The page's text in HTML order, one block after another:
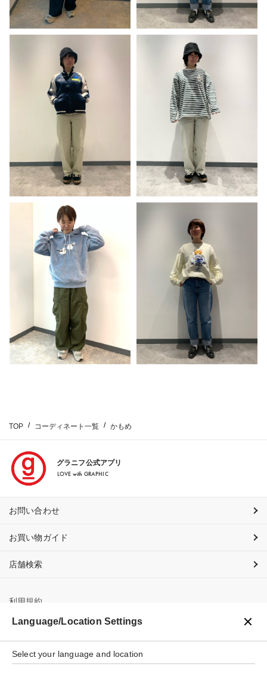
TOP コーディネート一覧 かもめ
グラニフ公式アプリ
LOVE with GRAPHIC
お問い合わせ
お買い物ガイド
店舗検索
利用規約
プライバシーポリシー
特定商取引法に基づく表示
Language/Location Settings
Select your language and location